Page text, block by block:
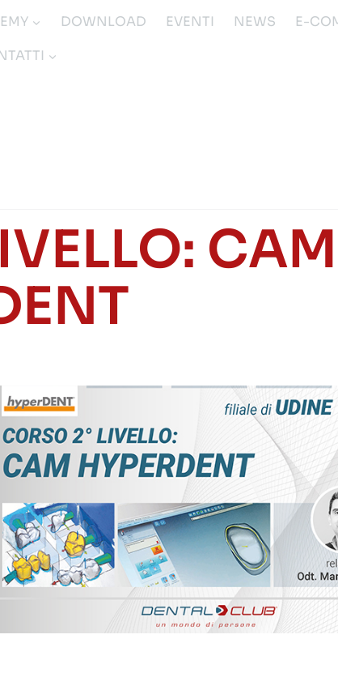
DOWNLOAD EVENTI NEWS
E-
CAM